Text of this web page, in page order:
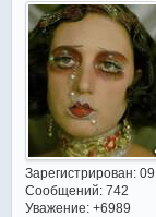
Зарегистрирован:
Сообщений:742
Уважение: +6989